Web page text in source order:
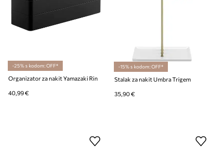
-25% s kodom: OFF*
Organizator za nakit Yamazaki Rin
40,99 €
-15% s kodom: OFF*
Stalak za nakit Umbra Trigem
35,90 €